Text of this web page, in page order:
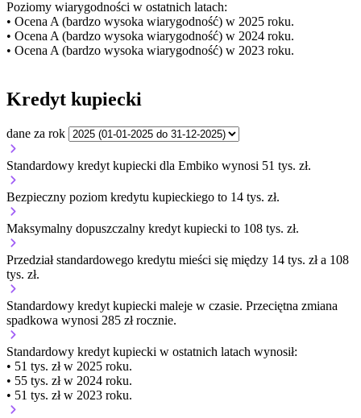
Poziomy wiarygodności w ostatnich latach:
• Ocena A (bardzo wysoka wiarygodność) w 2025 roku.
• Ocena A (bardzo wysoka wiarygodność) w 2024 roku.
• Ocena A (bardzo wysoka wiarygodność) w 2023 roku.
Kredyt kupiecki
dane za rok
Standardowy kredyt kupiecki dla Embiko wynosi 51 tys. zł.
Bezpieczny poziom kredytu kupieckiego to 14 tys. zł.
Maksymalny dopuszczalny kredyt kupiecki to 108 tys. zł.
Przedział standardowego kredytu mieści się między 14 tys. zł a 108
tys. zł.
Standardowy kredyt kupiecki maleje w czasie. Przeciętna zmiana
spadkowa wynosi 285 zł rocznie.
Standardowy kredyt kupiecki w ostatnich latach wynosił:
• 51 tys. zł w 2025 roku.
• 55 tys. zł w 2024 roku.
• 51 tys. zł w 2023 roku.